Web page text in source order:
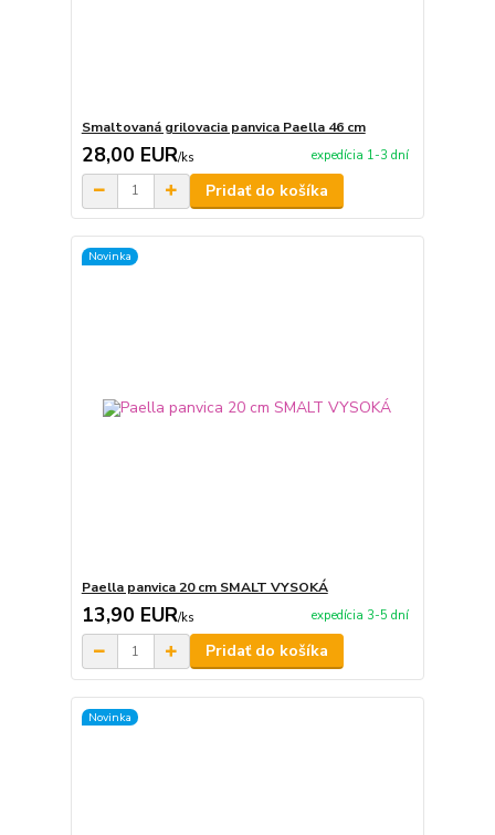
Smaltovaná grilovacia panvica Paella 46 cm
28,00 EUR/ks expedícia 1-3 dní
Pridať do košíka
Novinka
Paella panvica 20 cm SMALT VYSOKÁ
13,90 EUR/ks expedícia 3-5 dní
Pridať do košíka
Novinka